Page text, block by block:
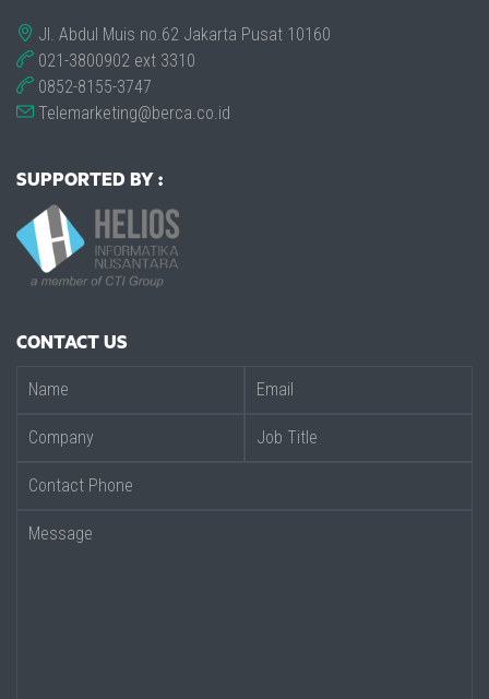
Jl. Abdul Muis no.62 Jakarta Pusat 10160
021-3800902 ext 3310
0852-8155-3747
Telemarketing@berca.co.id
SUPPORTED BY :
CONTACT US